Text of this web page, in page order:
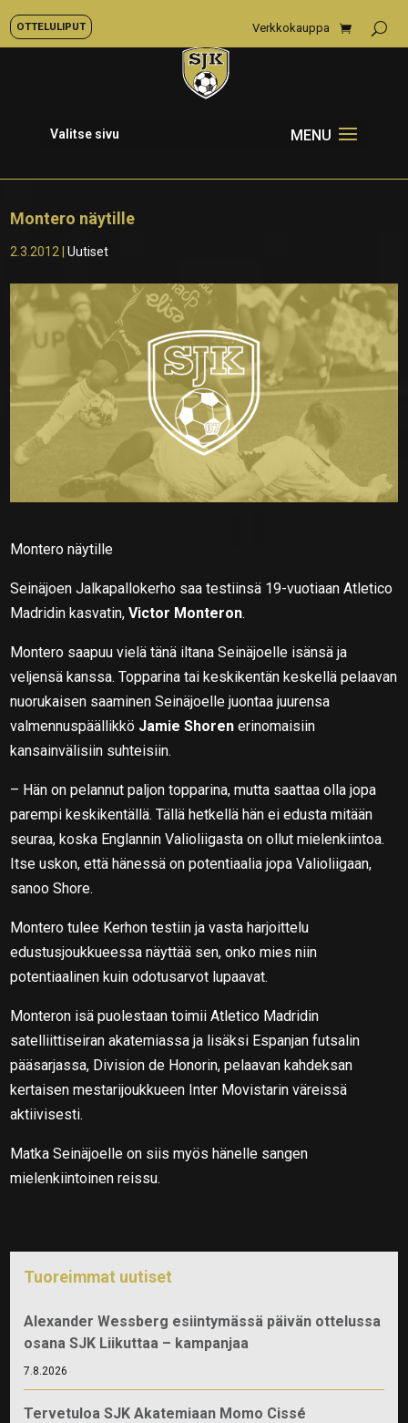
OTTELULIPUT Verkkokauppa
Valitse sivu
Montero näytille
2.3.2012 |Uutiset
Montero näytille
Seinäjoen Jalkapallokerho saa testiinsä 19-vuotiaan Atletico
Madridin kasvatin,Victor Monteron.
Montero saapuu vielä tänä iltana Seinäjoelle isänsä ja
veljensä kanssa. Topparina tai keskikentän keskellä pelaavan
nuorukaisen saaminen Seinäjoelle juontaa juurensa
valmennuspäällikkö Jamie Shoren erinomaisiin
kansainvälisiin suhteisiin.
– Hän on pelannut paljon topparina, mutta saattaa olla jopa
parempi keskikentällä. Tällä hetkellä hän ei edusta mitään
seuraa, koska Englannin Valioliigasta on ollut mielenkiintoa.
Itse uskon, että hänessä on potentiaalia jopa Valioliigaan,
sanoo Shore.
Montero tulee Kerhon testiin ja vasta harjoittelu
edustusjoukkueessa näyttää sen, onko mies niin
potentiaalinen kuin odotusarvot lupaavat.
Monteron isä puolestaan toimii Atletico Madridin
satelliittiseiran akatemiassa ja lisäksi Espanjan futsalin
pääsarjassa, Division de Honorin, pelaavan kahdeksan
kertaisen mestarijoukkueen Inter Movistarin väreissä
aktiivisesti.
Matka Seinäjoelle on siis myös hänelle sangen
mielenkiintoinen reissu.
Tuoreimmat uutiset
Alexander Wessberg esiintymässä päivän ottelussa
osana SJK Liikuttaa – kampanjaa
7.8.2026
Tervetuloa SJK Akatemiaan Momo Cissé